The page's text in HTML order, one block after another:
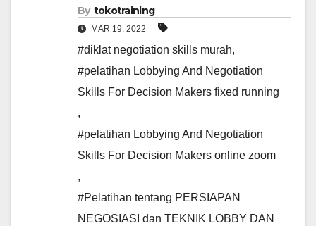
By tokotraining
MAR 19, 2022
#diklat negotiation skills murah,
#pelatihan Lobbying And Negotiation
Skills For Decision Makers fixed running
,
#pelatihan Lobbying And Negotiation
Skills For Decision Makers online zoom
,
#Pelatihan tentang PERSIAPAN
NEGOSIASI dan TEKNIK LOBBY DAN